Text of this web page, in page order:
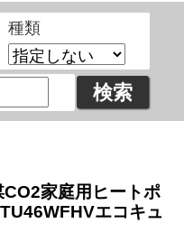
種類
家庭用ヒートポ
エコキュ